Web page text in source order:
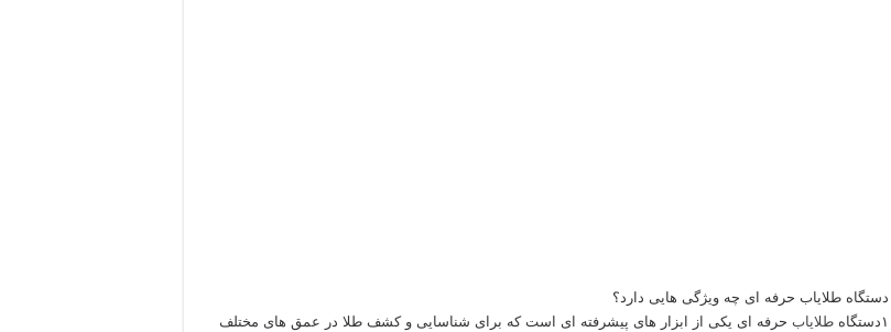
دستگاه طلایاب حرفه ای چه ویژگی هایی دارد؟
۱دستگاه
طلایاب حرفه‌ ای یکی از ابزار های پیشرفته‌ ای است که برای شناسایی و کشف طلا در عمق‌ های مختلف